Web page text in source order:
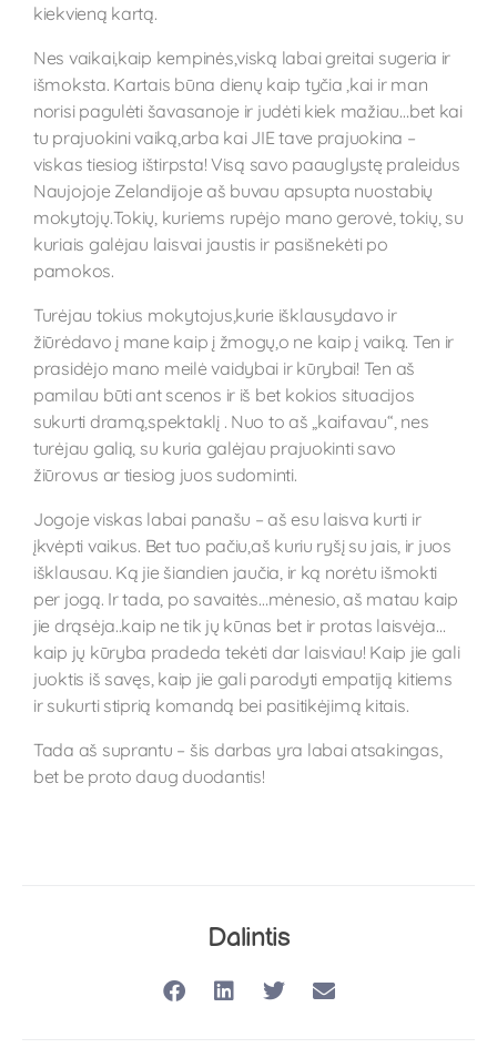
kiekvieną kartą.
Nes vaikai,kaip kempinės,viską labai greitai sugeria ir
išmoksta. Kartais būna dienų kaip tyčia ,kai ir man
norisi pagulėti šavasanoje ir judėti kiek mažiau…bet kai
tu prajuokini vaiką,arba kai JIE tave prajuokina –
viskas tiesiog ištirpsta! Visą savo paauglystę praleidus
Naujojoje Zelandijoje aš buvau apsupta nuostabių
mokytojų.Tokių, kuriems rupėjo mano gerovė, tokių, su
kuriais galėjau laisvai jaustis ir pasišnekėti po
pamokos.
Turėjau tokius mokytojus,kurie išklausydavo ir
žiūrėdavo į mane kaip į žmogų,o ne kaip į vaiką. Ten ir
prasidėjo mano meilė vaidybai ir kūrybai! Ten aš
pamilau būti ant scenos ir iš bet kokios situacijos
sukurti dramą,spektaklį . Nuo to aš „kaifavau“, nes
turėjau galią, su kuria galėjau prajuokinti savo
žiūrovus ar tiesiog juos sudominti.
Jogoje viskas labai panašu – aš esu laisva kurti ir
įkvėpti vaikus. Bet tuo pačiu,aš kuriu ryšį su jais, ir juos
išklausau. Ką jie šiandien jaučia, ir ką norėtu išmokti
per jogą. Ir tada, po savaitės…mėnesio, aš matau kaip
jie drąsėja..kaip ne tik jų kūnas bet ir protas laisvėja…
kaip jų kūryba pradeda tekėti dar laisviau! Kaip jie gali
juoktis iš savęs, kaip jie gali parodyti empatiją kitiems
ir sukurti stiprią komandą bei pasitikėjimą kitais.
Tada aš suprantu – šis darbas yra labai atsakingas,
bet be proto daug duodantis!​
Dalintis